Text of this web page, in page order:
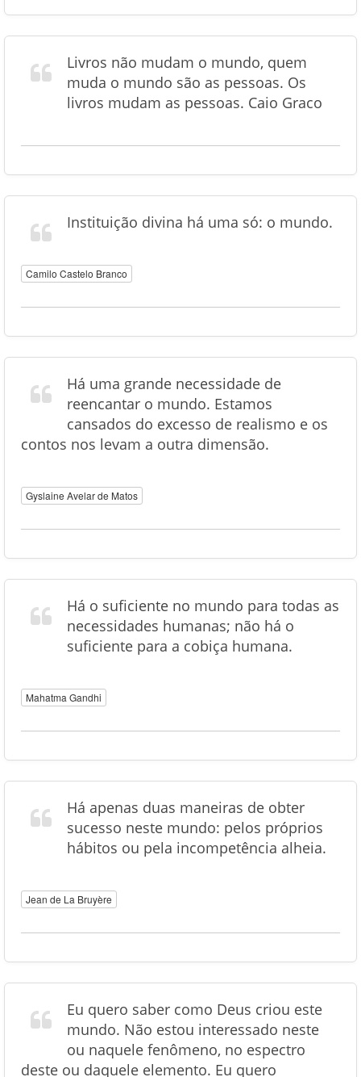
Livros não mudam o mundo, quem
muda o mundo são as pessoas. Os
livros mudam as pessoas. Caio Graco
Instituição divina há uma só: o mundo.
Camilo Castelo Branco
Há uma grande necessidade de
reencantar o mundo. Estamos
cansados do excesso de realismo e os
contos nos levam a outra dimensão.
Gyslaine Avelar de Matos
Há o suficiente no mundo para todas as
necessidades humanas; não há o
suficiente para a cobiça humana.
Mahatma Gandhi
Há apenas duas maneiras de obter
sucesso neste mundo: pelos próprios
hábitos ou pela incompetência alheia.
Jean de La Bruyère
Eu quero saber como Deus criou este
mundo. Não estou interessado neste
ou naquele fenômeno, no espectro
deste ou daquele elemento. Eu quero